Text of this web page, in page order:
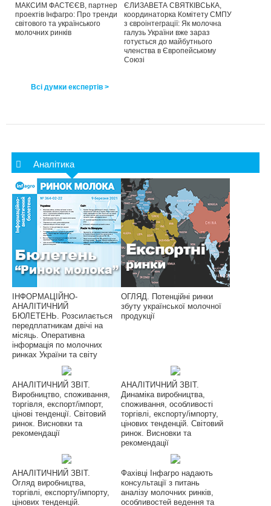
МАКСИМ ФАСТЄЄВ, партнер
проектів Інфагро: Про тренди
світового та українського
молочних ринків
ЄЛИЗАВЕТА СВЯТКІВСЬКА,
координаторка Комітету СМПУ
з євроінтеграції: Як молочна
галузь України вже зараз
готується до майбутнього
членства в Європейському
Союзі
Всі думки експертів >
Аналітика
ІНФОРМАЦІЙНО-
АНАЛІТИЧНИЙ
БЮЛЕТЕНЬ. Розсилається
передплатникам двічі на
місяць. Оперативна
інформація по молочних
ринках України та світу
ОГЛЯД. Потенційні ринки
збуту української молочної
продукції
АНАЛІТИЧНИЙ ЗВІТ.
Виробництво, споживання,
торгівля, експорт/імпорт,
цінові тенденції. Світовий
ринок. Висновки та
рекомендації
АНАЛІТИЧНИЙ ЗВІТ.
Динаміка виробництва,
споживання, особливості
торгівлі, експорту/імпорту,
цінових тенденцій. Світовий
ринок. Висновки та
рекомендації
АНАЛІТИЧНИЙ ЗВІТ.
Огляд виробництва,
торгівлі, експорту/імпорту,
цінових тенденцій.
Фахівці Інфагро надають
консультації з питань
аналізу молочних ринків,
особливостей ведення та